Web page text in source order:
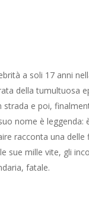
a soli 17 anni
della tumultuosa
strada e poi,
nome è leggenda:
racconta una delle
sue mille vite, gli
fatale.